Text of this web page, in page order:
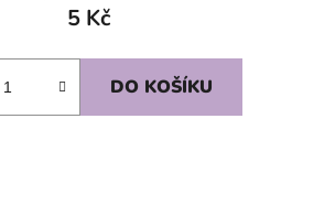
5 Kč
DO KOŠÍKU